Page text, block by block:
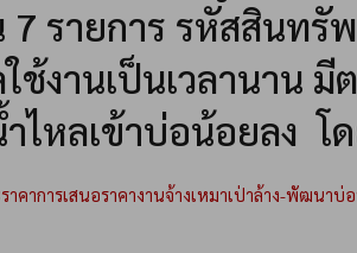
7 รายการ รหัสสินทรั
ช้งานเป็นเวลานาน
ไหลเข้าบ่อน้อยลง โ
าคาการเสนอราคางานจ้างเหมาเป่าล้าง-พัฒนาบ่